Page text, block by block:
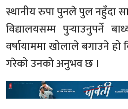
स्थानीय रुपा पुनले पुल नहुँदा
विद्यालयसम्म पुर्‍याउनुपर्ने
वर्षायाममा खोलाले बगाउने हो
गरेको उनको अनुभव छ ।